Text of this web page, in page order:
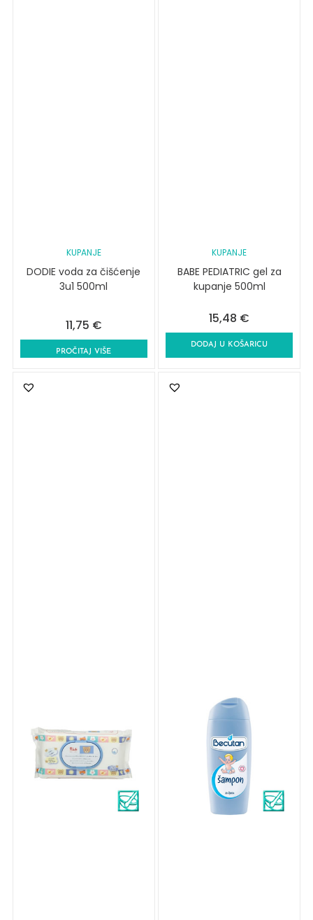
KUPANJE
DODIE voda za čišćenje
3u1 500ml
11,75 €
PROČITAJ VIŠE
KUPANJE
BABE PEDIATRIC gel za
kupanje 500ml
15,48 €
DODAJ U KOŠARICU